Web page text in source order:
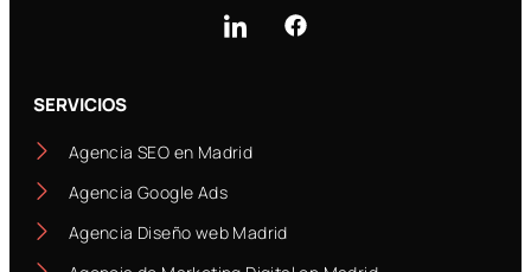
SERVICIOS
Agencia SEO en Madrid
Agencia Google Ads
Agencia Diseño web Madrid